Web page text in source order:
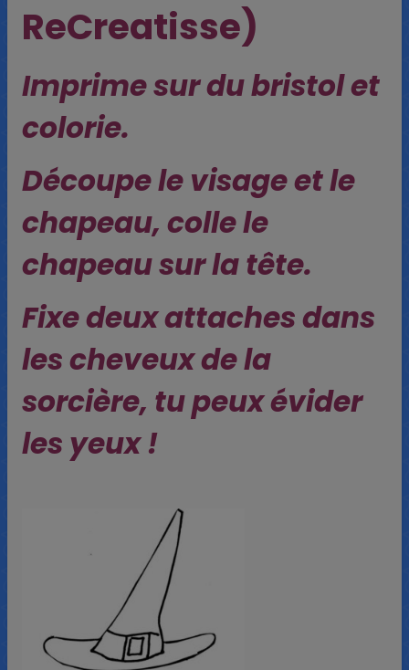
ReCreatisse)
Imprime sur du bristol et
colorie.
Découpe le visage et le
chapeau, colle le
chapeau sur la tête.
Fixe deux attaches dans
les cheveux de la
sorcière, tu peux évider
les yeux !